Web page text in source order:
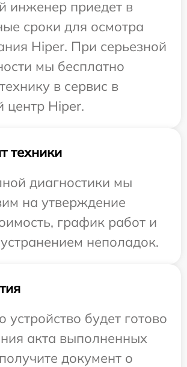
инженер приедет в
сроки для осмотра
Hiper. При серьезной
мы бесплатно
в сервис в
центр Hiper.
техники
диагностики мы
на утверждение
график работ и
неполадок.
устройство будет готово
акта выполненных
документ о